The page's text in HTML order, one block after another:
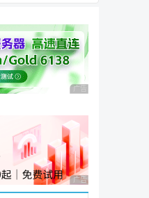
广告 商业广告，理性
广告 商业广告，理性